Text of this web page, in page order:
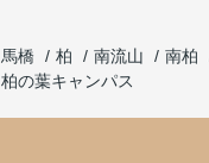
馬橋 柏 南流山 南柏
柏の葉キャンパス